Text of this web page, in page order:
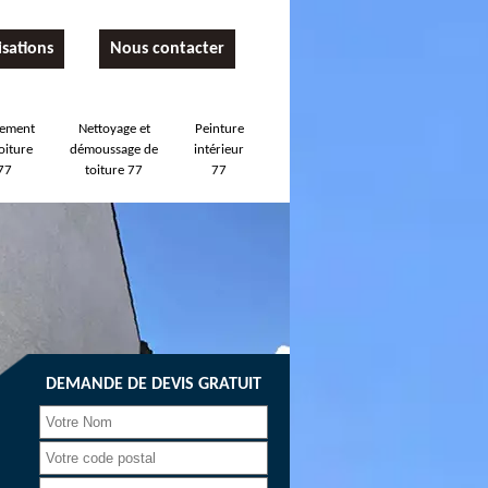
Nous contacter
Nettoyage et
démoussage de
toiture 77
Peinture
intérieur
77
DEMANDE DE DEVIS GRATUIT